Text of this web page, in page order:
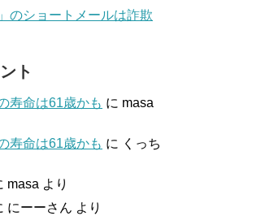
のショートメールは詐欺
ト
寿命は61歳かも に masa
寿命は61歳かも に くっち
masa より
にーーさん より